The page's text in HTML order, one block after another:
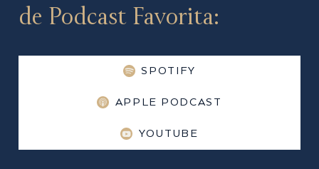
de Podcast Favorita:
SPOTIFY
APPLE PODCAST
YOUTUBE